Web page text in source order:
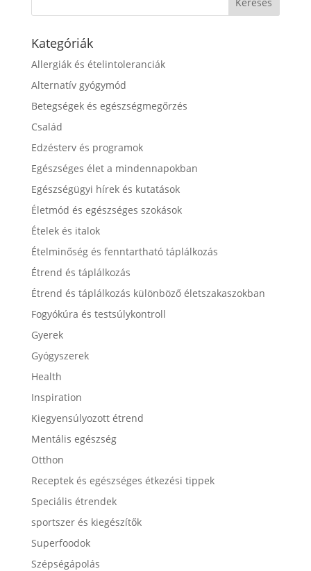
Kategóriák
Allergiák és ételintoleranciák
Alternatív gyógymód
Betegségek és egészségmegőrzés
Család
Edzésterv és programok
Egészséges élet a mindennapokban
Egészségügyi hírek és kutatások
Életmód és egészséges szokások
Ételek és italok
Ételminőség és fenntartható táplálkozás
Étrend és táplálkozás
Étrend és táplálkozás különböző életszakaszokban
Fogyókúra és testsúlykontroll
Gyerek
Gyógyszerek
Health
Inspiration
Kiegyensúlyozott étrend
Mentális egészség
Otthon
Receptek és egészséges étkezési tippek
Speciális étrendek
sportszer és kiegészítők
Superfoodok
Szépségápolás